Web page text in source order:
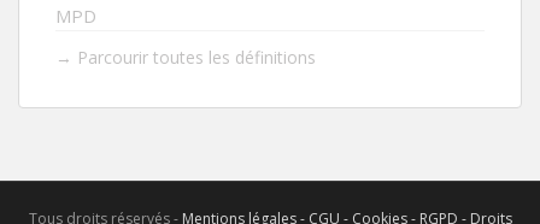
MPD
→ Parcourir toutes les définitions
Tous droits réservés - Mentions légales - CGU - Cookies - RGPD - Droits